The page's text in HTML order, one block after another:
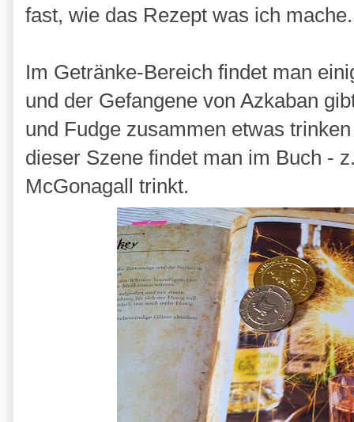
fast, wie das Rezept was ich
Im Getränke-Bereich findet man
und der Gefangene von Azkaban
und Fudge zusammen etwas
dieser Szene findet man im Buch -
McGonagall trinkt.